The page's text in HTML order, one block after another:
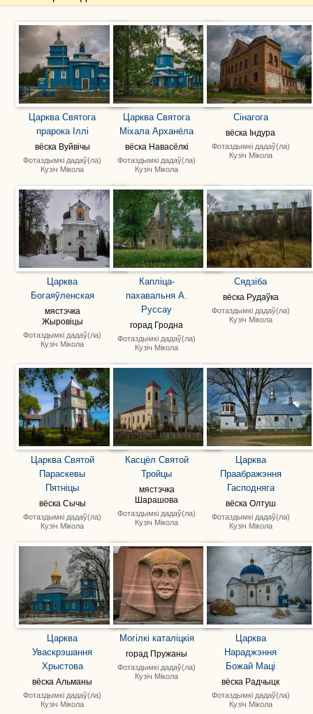
Царква Святога
прарока Іллі
вёска Вуйвічы
Фотаздымкі дадаў(ла)
Кузіч Мікола
Царква Святога
Міхала Арханёла
вёска Навасёлкі
Фотаздымкі дадаў(ла)
Кузіч Мікола
Сінагога
вёска Індура
Фотаздымкі дадаў(ла)
Кузіч Мікола
Царква
Богаяўленская
мястэчка
Жыровіцы
Фотаздымкі дадаў(ла)
Кузіч Мікола
Капліца-
пахавальня А.
Руссау
горад Гродна
Фотаздымкі дадаў(ла)
Кузіч Мікола
Сядзіба
вёска Рудаўка
Фотаздымкі дадаў(ла)
Кузіч Мікола
Царква Святой
Параскевы
Пятніцы
вёска Сычы
Фотаздымкі дадаў(ла)
Кузіч Мікола
Касцёл Святой
Тройцы
мястэчка
Шарашова
Фотаздымкі дадаў(ла)
Кузіч Мікола
Царква
Праабражэння
Гасподняга
вёска Олтуш
Фотаздымкі дадаў(ла)
Кузіч Мікола
Царква
Уваскрэшання
Хрыстова
вёска Альманы
Фотаздымкі дадаў(ла)
Кузіч Мікола
Могілкі каталіцкія
горад Пружаны
Фотаздымкі дадаў(ла)
Кузіч Мікола
Царква
Нараджэння
Божай Маці
вёска Радчыцк
Фотаздымкі дадаў(ла)
Кузіч Мікола